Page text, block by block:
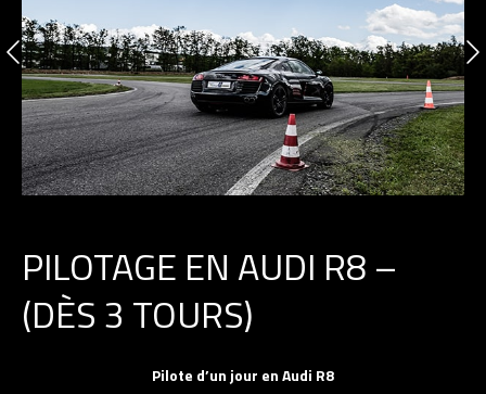
PILOTAGE EN AUDI R8 –
(DÈS 3 TOURS)
Pilote d’un jour en Audi R8